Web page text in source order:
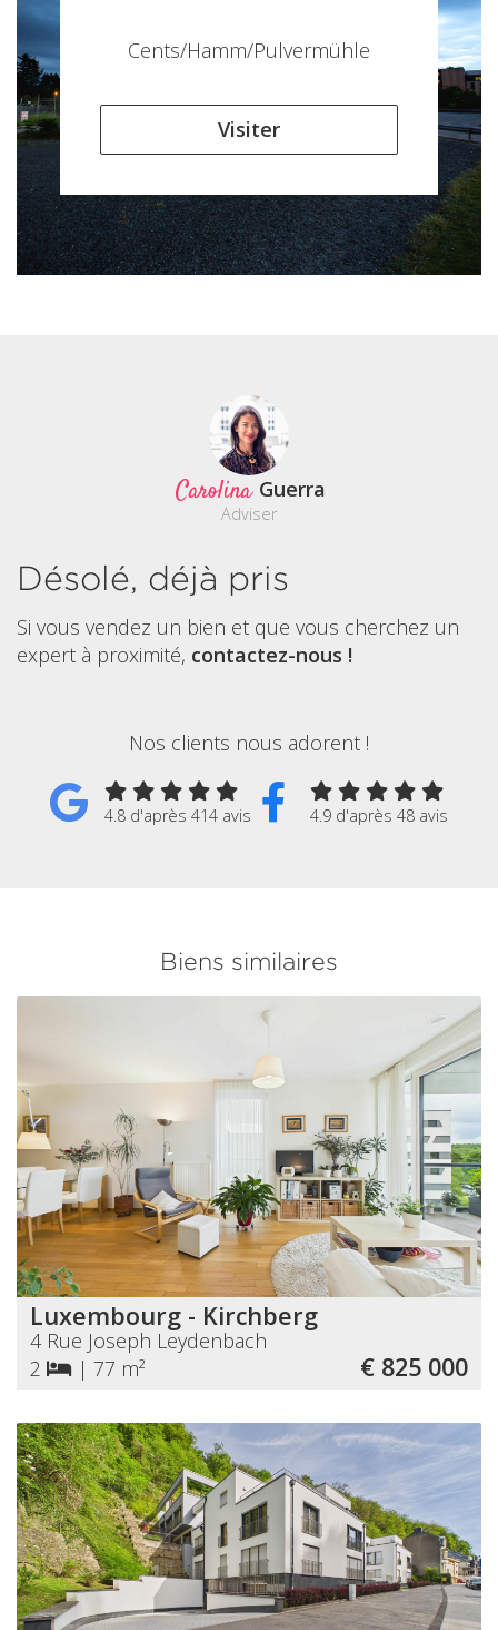
Cents/Hamm/Pulvermühle
Visiter
Carolina Guerra
Adviser
Désolé, déjà pris
Si vous vendez un bien et que vous cherchez un
expert à proximité, contactez-nous !
Nos clients nous adorent !
4.8 d'après 414 avis 4.9 d'après 48 avis
Biens similaires
Luxembourg - Kirchberg
4 Rue Joseph Leydenbach
2
| 77 m² € 825 000